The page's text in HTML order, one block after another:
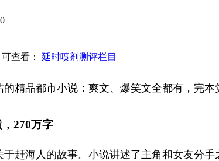
0
查看： 延时喷剂测评栏目
精品都市小说：爽文、爆笑文全都有，完本
270万字
赶海人的故事。小说讲述了主角和女友分